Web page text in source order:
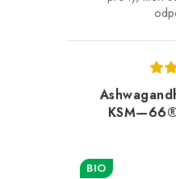
BIO